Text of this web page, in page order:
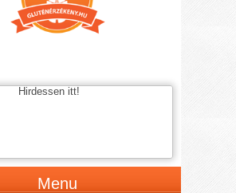
Hirdessen itt!
Menu